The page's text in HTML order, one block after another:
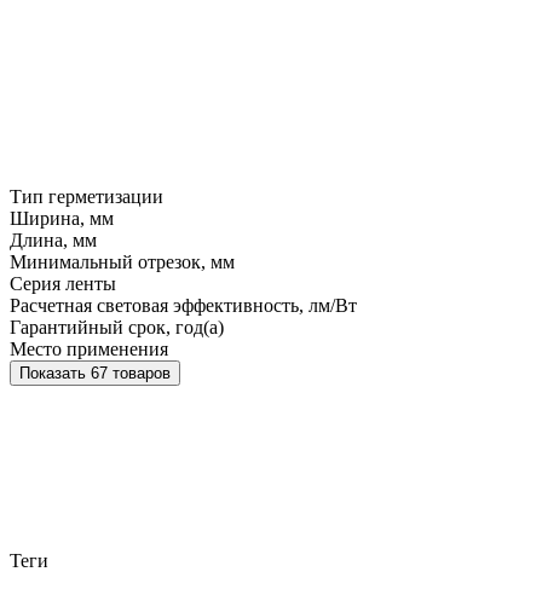
Тип герметизации
Ширина, мм
Длина, мм
Минимальный отрезок, мм
Серия ленты
Расчетная световая эффективность, лм/Вт
Гарантийный срок, год(а)
Место применения
Показать 67 товаров
Теги